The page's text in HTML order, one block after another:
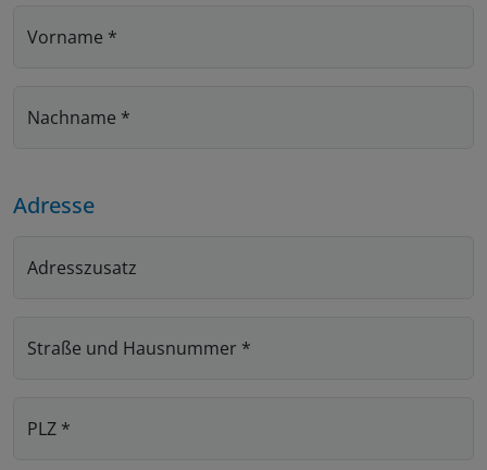
Vorname *
Nachname *
Adresse
Adresszusatz
Straße und Hausnummer *
PLZ *